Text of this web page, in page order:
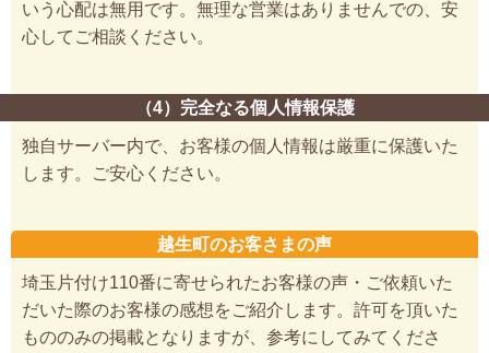
いう心配は無用です。無理な営業はありませんでの、安
心してご相談ください。
（4）完全なる個人情報保護
独自サーバー内で、お客様の個人情報は厳重に保護いた
します。ご安心ください。
越生町のお客さまの声
埼玉片付け110番に寄せられたお客様の声・ご依頼いた
だいた際のお客様の感想をご紹介します。許可を頂いた
もののみの掲載となりますが、参考にしてみてくださ